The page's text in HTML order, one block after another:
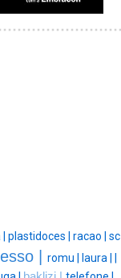
plastidoces | racao | sc
| romu | laura |